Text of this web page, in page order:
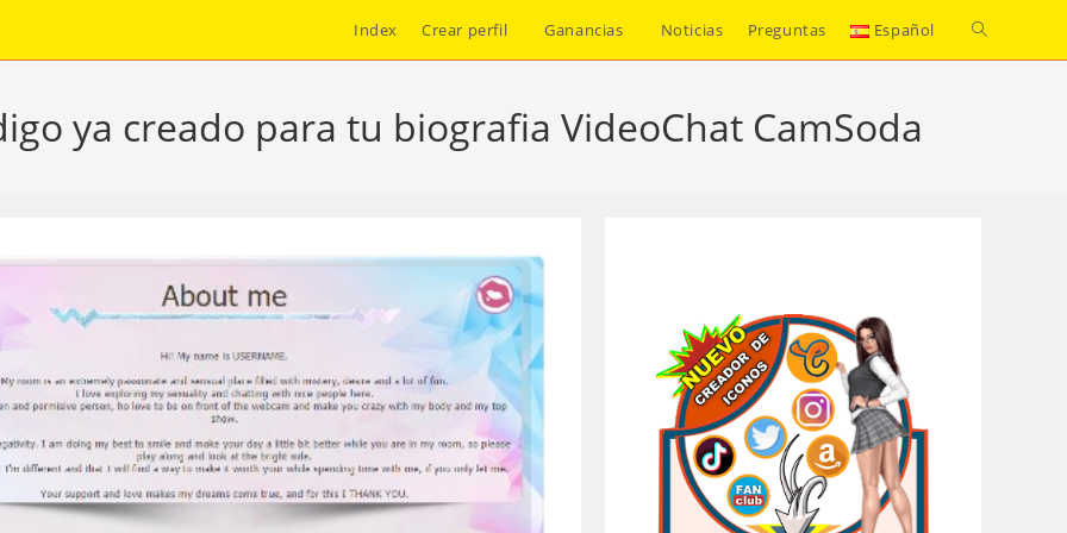
Index Crear perfil Ganancias Noticias Preguntas Español Alternar
ya creado para tu biografia VideoChat CamSoda